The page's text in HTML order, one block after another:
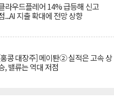
라우드플레어 14% 급등해 신고
...AI 지출 확대에 전망 상향
콩 대장주] 메이퇀② 실적은 고속 상
, 밸류는 역대 저점